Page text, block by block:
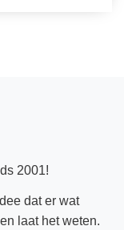
2001!
dat er wat
laat het weten.